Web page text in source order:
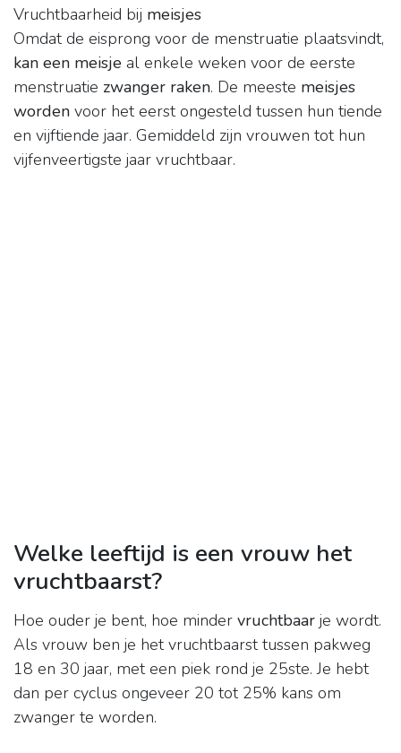
Vruchtbaarheid bij meisjes
Omdat de eisprong voor de menstruatie plaatsvindt,
kan een meisje al enkele weken voor de eerste
menstruatie zwanger raken. De meeste meisjes
worden voor het eerst ongesteld tussen hun tiende
en vijftiende jaar. Gemiddeld zijn vrouwen tot hun
vijfenveertigste jaar vruchtbaar.
Welke leeftijd is een vrouw het
vruchtbaarst?
Hoe ouder je bent, hoe minder vruchtbaar je wordt.
Als vrouw ben je het vruchtbaarst tussen pakweg
18 en 30 jaar, met een piek rond je 25ste. Je hebt
dan per cyclus ongeveer 20 tot 25% kans om
zwanger te worden.